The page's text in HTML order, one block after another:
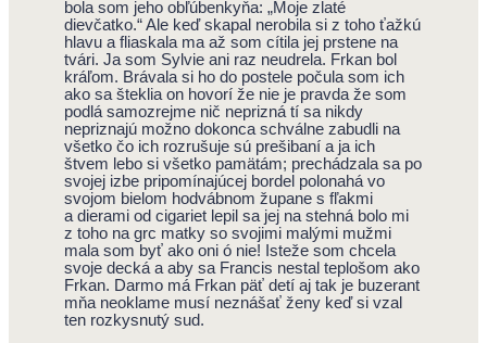
bola som jeho obľúbenkyňa: „Moje zlaté
dievčatko.“ Ale keď skapal nerobila si z toho ťažkú
hlavu a fliaskala ma až som cítila jej prstene na
tvári. Ja som Sylvie ani raz neudrela. Frkan bol
kráľom. Brávala si ho do postele počula som ich
ako sa šteklia on hovorí že nie je pravda že som
podlá samozrejme nič neprizná tí sa nikdy
nepriznajú možno dokonca schválne zabudli na
všetko čo ich rozrušuje sú prešibaní a ja ich
štvem lebo si všetko pamätám; prechádzala sa po
svojej izbe pripomínajúcej bordel polonahá vo
svojom bielom hodvábnom župane s fľakmi
a dierami od cigariet lepil sa jej na stehná bolo mi
z toho na grc matky so svojimi malými mužmi
mala som byť ako oni ó nie! Isteže som chcela
svoje decká a aby sa Francis nestal teplošom ako
Frkan. Darmo má Frkan päť detí aj tak je buzerant
mňa neoklame musí neznášať ženy keď si vzal
ten rozkysnutý sud.